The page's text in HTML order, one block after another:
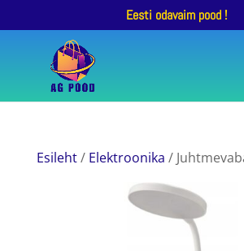
Eesti odavaim pood !
Esileht/ Elektroonika /